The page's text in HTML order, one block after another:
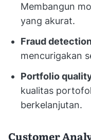
Membangun
yang akurat.
Fraud
mencurigakan
Portfolio
kualitas
berkelanjutan.
Customer